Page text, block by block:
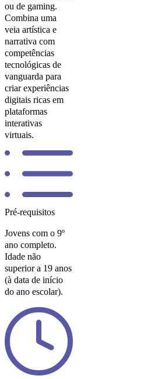
ou de gaming.
Combina uma
veia artística e
narrativa com
competências
tecnológicas de
vanguarda para
criar experiências
digitais ricas em
plataformas
interativas
virtuais.
Pré-requisitos
Jovens com o 9º
ano completo.
Idade não
superior a 19 anos
(à data de início
do ano escolar).